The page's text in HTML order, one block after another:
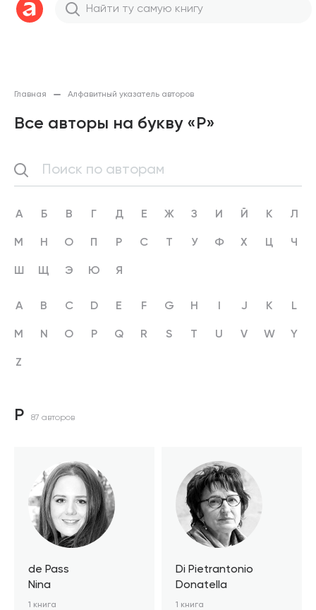
Главная Алфавитный указатель авторов
Все авторы на букву «P»
А Б В Г Д Е Ж З И Й К Л
М Н О П Р С Т У Ф Х Ц Ч
Ш Щ Э Ю Я
A B C D E F G H J K L
M N O P Q R S T U V W Y
Z
P 87 авторов
de Pass
Nina
1 книга
Di Pietrantonio
Donatella
1 книга